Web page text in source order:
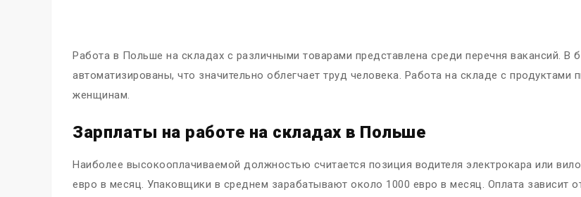
Работа в Польше на складах с различными товарами представлена среди перечня вакансий. В
автоматизированы, что значительно облегчает труд человека. Работа на складе с
женщинам.
Зарплаты на работе на складах в Польше
Наиболее высокооплачиваемой должностью считается позиция водителя электрокара или
евро в месяц. Упаковщики в среднем зарабатывают около 1000 евро в месяц. Оплата зависит